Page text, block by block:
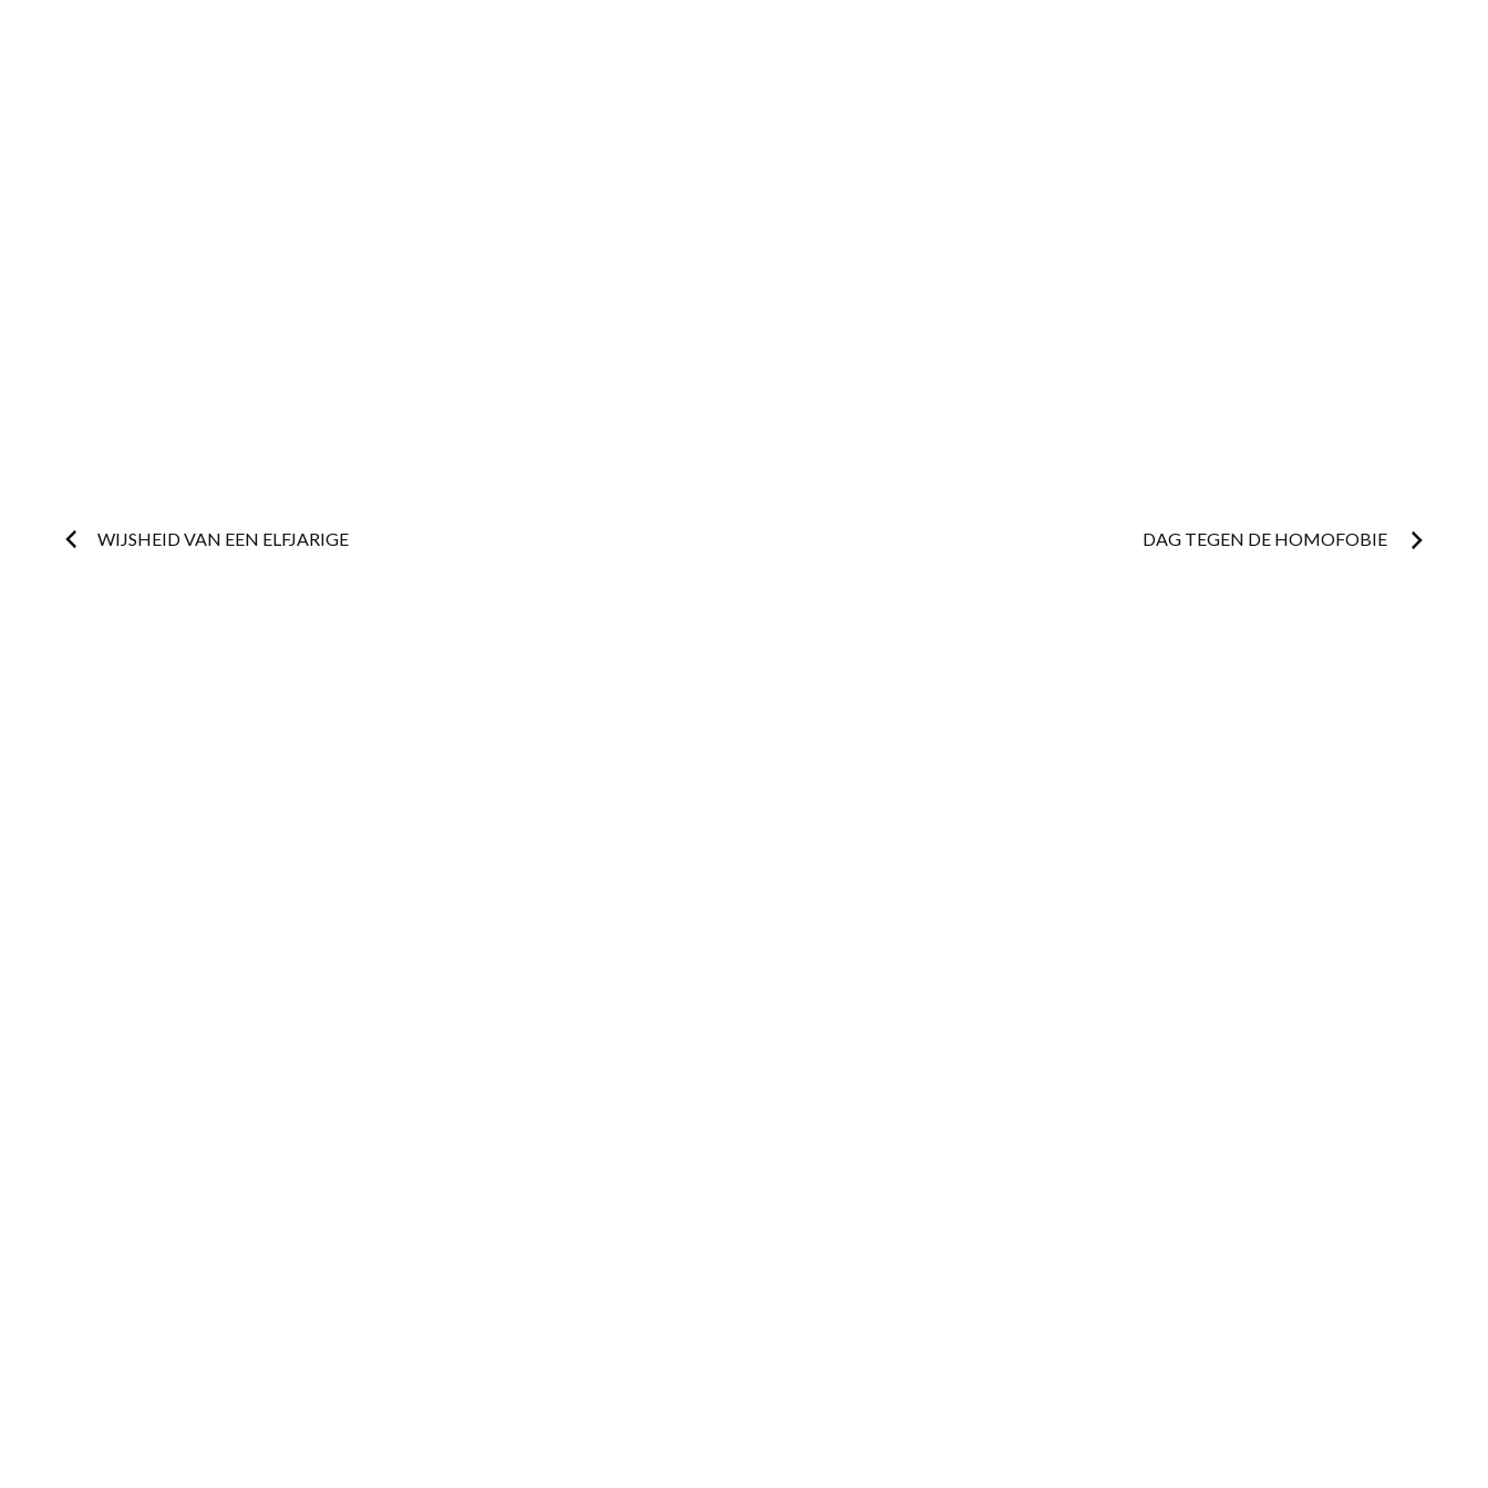
Postnavigatie
WIJSHEID VAN EEN ELFJARIGE DAG TEGEN DE HOMOFOBIE